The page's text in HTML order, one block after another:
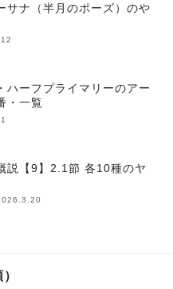
サナ（半月のポーズ）のや
ハーフプライマリーのアー
・一覧
説【9】2.1節 各10種のヤ